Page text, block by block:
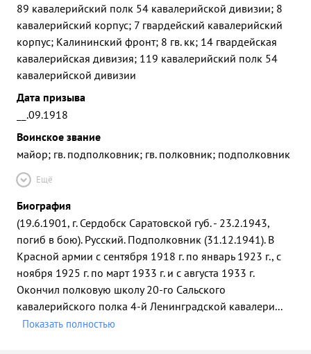
89 кавалерийский полк 54 кавалерийской дивизии; 8
кавалерийский корпус; 7 гвардейский кавалерийский
корпус; Калининский фронт; 8 гв. кк; 14 гвардейская
кавалерийская дивизия; 119 кавалерийский полк 54
кавалерийской дивизии
Дата призыва
__.09.1918
Воинское звание
майор; гв. подполковник; гв. полковник; подполковник
Ещё
Биография
(19.6.1901, г. Сердобск Саратовской губ. - 23.2.1943,
погиб в бою). Русский. Подполковник (31.12.1941). В
Красной армии с сентября 1918 г. по январь 1923 г., с
ноября 1925 г. по март 1933 г. и с августа 1933 г.
Окончил полковую школу 20-го Сальского
кавалерийского полка 4-й Ленинградской кавалери...
Показать полностью